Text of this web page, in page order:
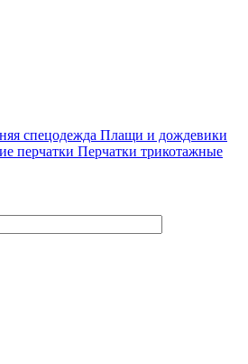
спецодежда Плащи и дождевики
перчатки Перчатки трикотажные